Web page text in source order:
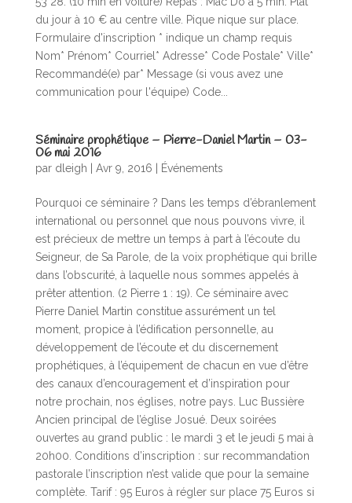
du jour à 10 € au centre ville. Pique nique sur place.
Formulaire d'inscription * indique un champ requis
Nom* Prénom* Courriel* Adresse* Code Postale* Ville*
Recommandé(e) par* Message (si vous avez une
communication pour l'équipe) Code...
Séminaire prophétique – Pierre-Daniel Martin – 03-
06 mai 2016
par dleigh Avr 9, 2016 Événements
Pourquoi ce séminaire ? Dans les temps d’ébranlement
international ou personnel que nous pouvons vivre, il
est précieux de mettre un temps à part à l’écoute du
Seigneur, de Sa Parole, de la voix prophétique qui brille
dans l’obscurité, à laquelle nous sommes appelés à
prêter attention. (2 Pierre 1 : 19). Ce séminaire avec
Pierre Daniel Martin constitue assurément un tel
moment, propice à l’édification personnelle, au
développement de l’écoute et du discernement
prophétiques, à l’équipement de chacun en vue d’être
des canaux d’encouragement et d’inspiration pour
notre prochain, nos églises, notre pays. Luc Bussière
Ancien principal de l’église Josué. Deux soirées
ouvertes au grand public : le mardi 3 et le jeudi 5 mai à
20h00. Conditions d’inscription : sur recommandation
pastorale l’inscription n’est valide que pour la semaine
complète. Tarif : 95 Euros à régler sur place 75 Euros si